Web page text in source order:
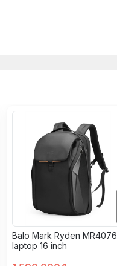
Balo Mark Ryden MR4076
laptop 16 inch